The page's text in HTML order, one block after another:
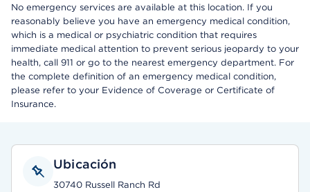
No emergency services are available at this location. If you
reasonably believe you have an emergency medical condition,
which is a medical or psychiatric condition that requires
immediate medical attention to prevent serious jeopardy to your
health, call 911 or go to the nearest emergency department. For
the complete definition of an emergency medical condition,
please refer to your Evidence of Coverage or Certificate of
Insurance.
Ubicación
30740 Russell Ranch Rd